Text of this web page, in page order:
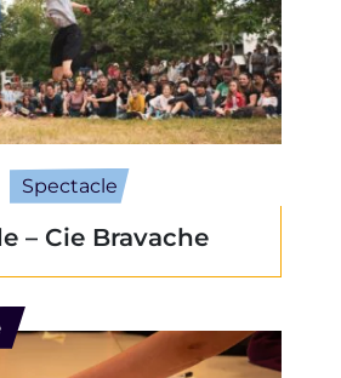
Spectacle
– Cie Bravache